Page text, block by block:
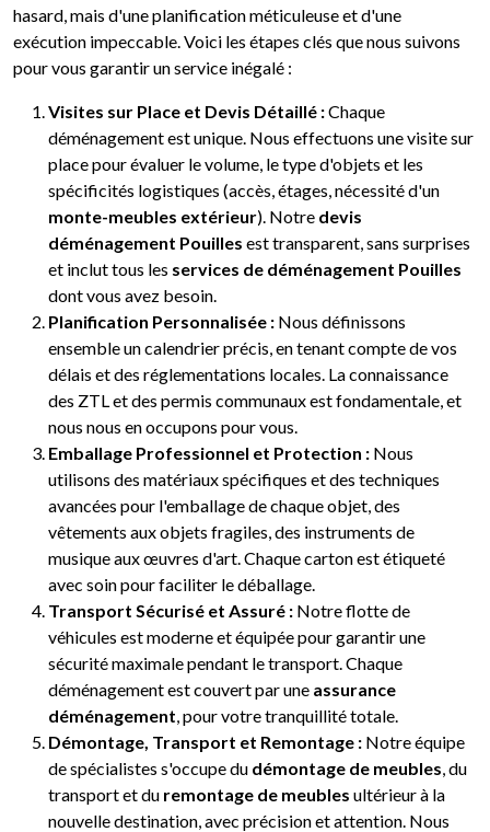
hasard, mais d'une planification méticuleuse et d'une
exécution impeccable. Voici les étapes clés que nous suivons
pour vous garantir un service inégalé :
Visites sur Place et Devis Détaillé :Chaque
déménagement est unique. Nous effectuons une visite sur
place pour évaluer le volume, le type d'objets et les
spécificités logistiques (accès, étages, nécessité d'un
monte-meubles extérieur). Notre devis
déménagement Pouilles est transparent, sans surprises
et inclut tous les services de déménagement Pouilles
dont vous avez besoin.
Planification Personnalisée : Nous définissons
ensemble un calendrier précis, en tenant compte de vos
délais et des réglementations locales. La connaissance
des ZTL et des permis communaux est fondamentale, et
nous nous en occupons pour vous.
Emballage Professionnel et Protection : Nous
utilisons des matériaux spécifiques et des techniques
avancées pour l'emballage de chaque objet, des
vêtements aux objets fragiles, des instruments de
musique aux œuvres d'art. Chaque carton est étiqueté
avec soin pour faciliter le déballage.
Transport Sécurisé et Assuré : Notre flotte de
véhicules est moderne et équipée pour garantir une
sécurité maximale pendant le transport. Chaque
déménagement est couvert par une assurance
déménagement , pour votre tranquillité totale.
Démontage, Transport et Remontage : Notre équipe
de spécialistes s'occupe du démontage de meubles , du
transport et du remontage de meubles ultérieur à la
nouvelle destination, avec précision et attention. Nous